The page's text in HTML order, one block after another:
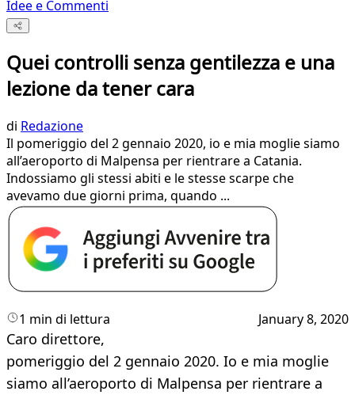
Idee e Commenti
Quei controlli senza gentilezza e una
lezione da tener cara
di Redazione
Il pomeriggio del 2 gennaio 2020, io e mia moglie siamo
all’aeroporto di Malpensa per rientrare a Catania.
Indossiamo gli stessi abiti e le stesse scarpe che
avevamo due giorni prima, quando ...
1 min di lettura January 8, 2020
Caro direttore,
pomeriggio del 2 gennaio 2020. Io e mia moglie
siamo all’aeroporto di Malpensa per rientrare a